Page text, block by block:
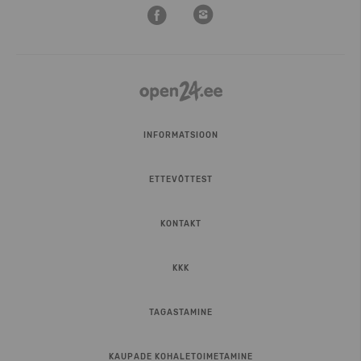
INFORMATSIOON
ETTEVÕTTEST
KONTAKT
KKK
TAGASTAMINE
KAUPADE KOHALETOIMETAMINE